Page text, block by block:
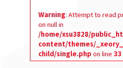
Warning: Attempt to read
on null in
/home/xsu3828/
content/themes/
child/single.php on line 33